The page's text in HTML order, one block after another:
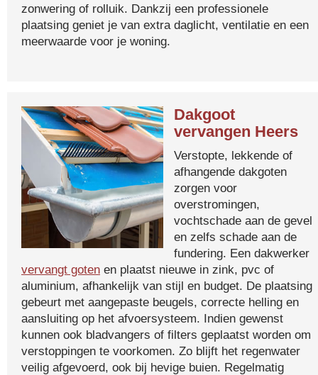
zonwering of rolluik. Dankzij een professionele
plaatsing geniet je van extra daglicht, ventilatie en een
meerwaarde voor je woning.
Dakgoot
vervangen Heers
Verstopte, lekkende of
afhangende dakgoten
zorgen voor
overstromingen,
vochtschade aan de gevel
en zelfs schade aan de
fundering. Een dakwerker
vervangt goten en plaatst nieuwe in zink, pvc of
aluminium, afhankelijk van stijl en budget. De plaatsing
gebeurt met aangepaste beugels, correcte helling en
aansluiting op het afvoersysteem. Indien gewenst
kunnen ook bladvangers of filters geplaatst worden om
verstoppingen te voorkomen. Zo blijft het regenwater
veilig afgevoerd, ook bij hevige buien. Regelmatig